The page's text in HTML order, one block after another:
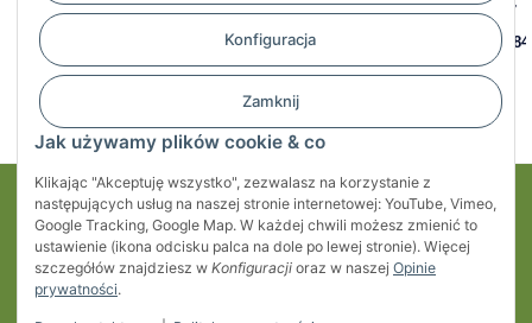
Konfiguracja
Zamknij
Jak używamy plików cookie & co
Klikając "Akceptuję wszystko", zezwalasz na korzystanie z
następujących usług na naszej stronie internetowej: YouTube, Vimeo,
Google Tracking, Google Map. W każdej chwili możesz zmienić to
ustawienie (ikona odcisku palca na dole po lewej stronie). Więcej
szczegółów znajdziesz w Konfiguracji oraz w naszej Opinie
prywatności.
68,10 zł
87,71 zł*
007
Moje konto
Regulaminy